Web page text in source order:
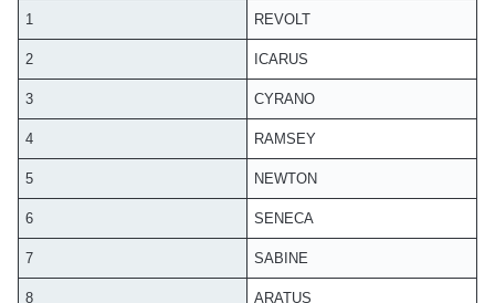
1 REVOLT
2 ICARUS
3 CYRANO
4 RAMSEY
5 NEWTON
6 SENECA
7 SABINE
8 ARATUS